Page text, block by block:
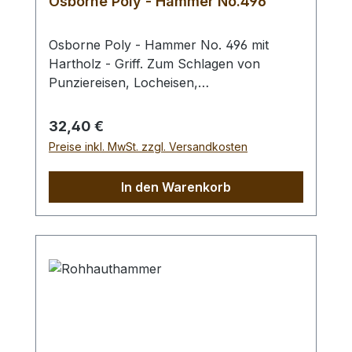
Osborne Poly - Hammer No. 496 mit
Hartholz - Griff. Zum Schlagen von
Punziereisen, Locheisen,
Schlagfläche. Wenig Rückschlag durch
schlagabsorbierenden Poly -
Hammerkopf. 240 gr Gesamtgewicht /
Regulärer Preis:
32,40 €
Preise inkl. MwSt. zzgl. Versandkosten
In den Warenkorb